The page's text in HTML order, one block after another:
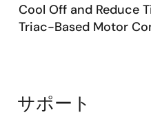
Cool Off and Reduce
Triac-Based Motor
サポート